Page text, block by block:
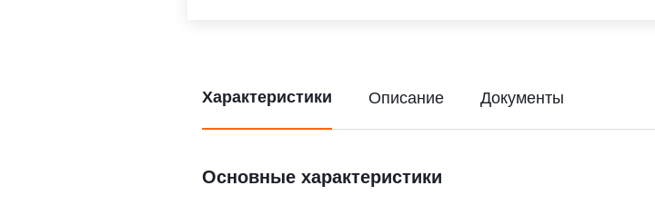
Характеристики
Основные характеристики
Описание Документы